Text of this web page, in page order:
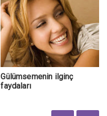
Gülümsemenin ilginç
faydaları